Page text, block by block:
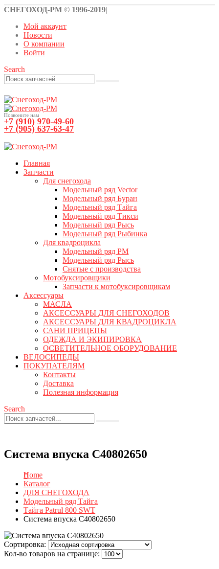
СНЕГОХОД-РМ © 1996-2019|
Мой аккаунт
Новости
О компании
Войти
Search
Позвоните нам
+7 (910) 970-49-60
+7 (905) 637-63-47
Главная
Запчасти
Для снегохода
Модельный ряд Vector
Модельный ряд Буран
Модельный ряд Тайга
Модельный ряд Тикси
Модельный ряд Рысь
Модельный ряд Рыбинка
Для квадроцикла
Модельный ряд РМ
Модельный ряд Рысь
Снятые с производства
Мотобуксировщики
Запчасти к мотобуксировщикам
Аксессуары
МАСЛА
АКСЕССУАРЫ ДЛЯ СНЕГОХОДОВ
АКСЕССУАРЫ ДЛЯ КВАДРОЦИКЛА
САНИ ПРИЦЕПЫ
ОДЕЖДА И ЭКИПИРОВКА
ОСВЕТИТЕЛЬНОЕ ОБОРУДОВАНИЕ
ВЕЛОСИПЕДЫ
ПОКУПАТЕЛЯМ
Контакты
Доставка
Полезная информация
Search
Система впуска C40802650
Home
Каталог
ДЛЯ СНЕГОХОДА
Модельный ряд Тайга
Тайга Patrul 800 SWT
Система впуска C40802650
Сортировка:
Кол-во товаров на странице: